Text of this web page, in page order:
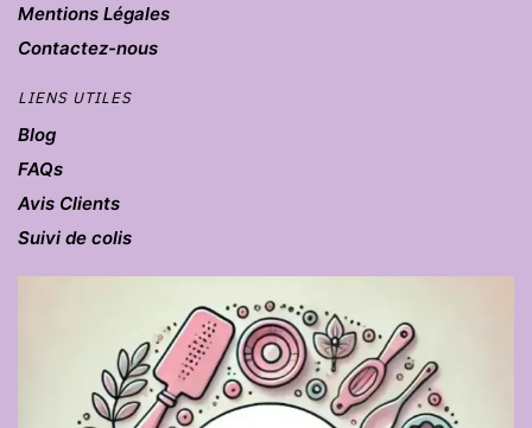
Mentions Légales
Contactez-nous
LIENS UTILES
Blog
FAQs
Avis Clients
Suivi de colis